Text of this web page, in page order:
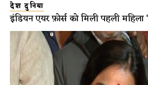
देश दुनिया
इंडियन एयर फ़ोर्स को मिली पहली महिला